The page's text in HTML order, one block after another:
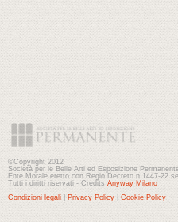
©Copyright 2012
Società per le Belle Arti ed Esposizione
Ente Morale eretto con Regio Decreto n.1447-22
Tutti i diritti riservati - Credits Anyway Milano
Condizioni legali
Privacy Policy Cookie Policy